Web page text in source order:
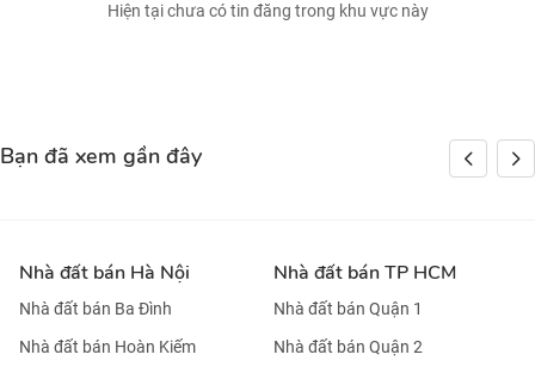
Hiện tại chưa có tin đăng trong khu vực này
Bạn đã xem gần đây
Nhà đất bán Hà Nội
Nhà đất bán Ba Đình
Nhà đất bán Hoàn Kiếm
Nhà đất bán TP HCM
Nhà đất bán Quận 1
Nhà đất bán Quận 2